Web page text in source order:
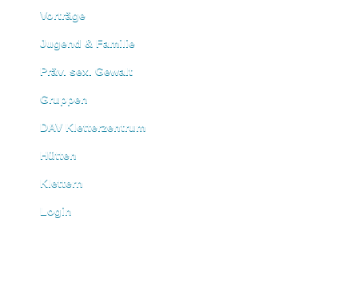
Vorträge
Jugend & Familie
Präv. sex. Gewalt
Gruppen
DAV Kletterzentrum
Hütten
Klettern
Login